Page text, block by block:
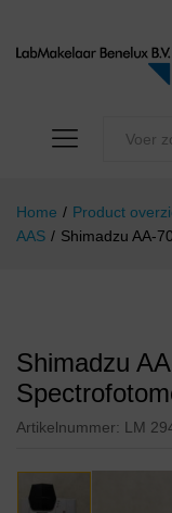
Home / Product
AAS / Shimadzu AA-
Shimadzu
Artikelnummer: LM